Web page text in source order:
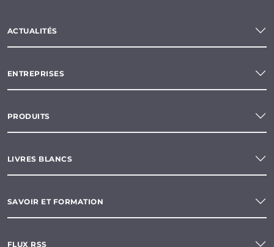
ACTUALITÉS
ENTREPRISES
PRODUITS
LIVRES BLANCS
SAVOIR ET FORMATION
FLUX RSS